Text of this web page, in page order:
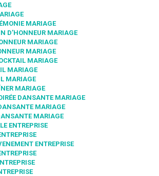
MARIAGE
D’HONNEUR MARIAGE
MARIAGE
MARIAGE
MARIAGE
MARIAGE
MARIAGE
MARIAGE
DANSANTE MARIAGE
MARIAGE
MARIAGE
ENTREPRISE
ENTREPRISE